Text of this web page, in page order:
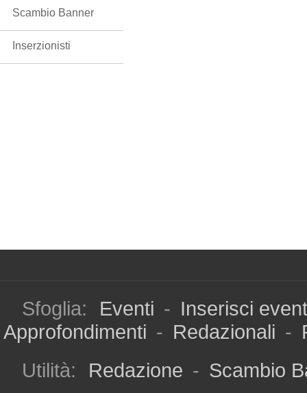
Scambio Banner
Inserzionisti
Sfoglia: Eventi - Inserisci
Approfondimenti - Redazionali -
Utilità:
Redazione - Scambio